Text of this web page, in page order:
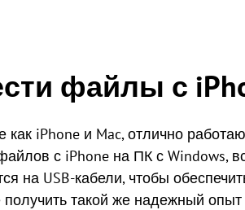
файлы с
как iPhone и Mac, отлично
с iPhone на ПК с Windows,
на USB-кабели, чтобы
получить такой же надежный